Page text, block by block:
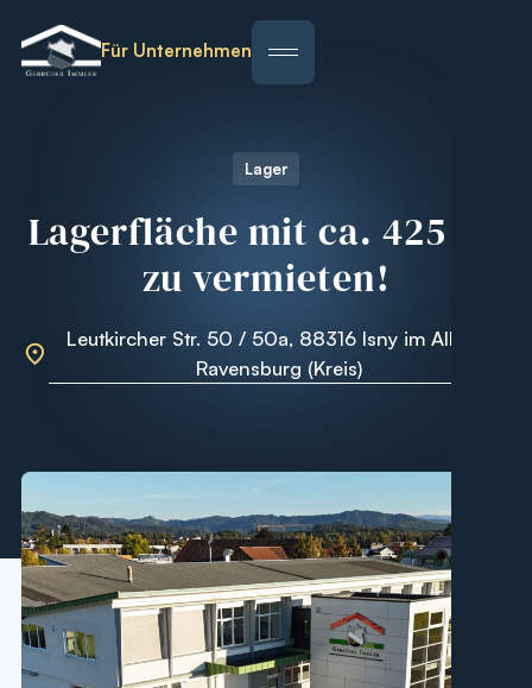
Für Unternehmen
Lager
Lagerfläche mit ca. 425 m²
zu vermieten!
Leutkircher Str. 50 / 50a, 88316 Isny im Allgäu,
Ravensburg (Kreis)